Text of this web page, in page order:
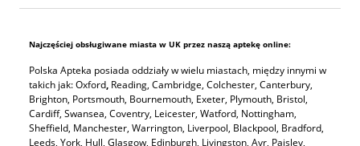
Najczęściej obsługiwane miasta w UK przez naszą aptekę online:
Polska Apteka posiada oddziały w wielu miastach, między innymi w
takich jak: Oxford, Reading, Cambridge, Colchester, Canterbury,
Brighton, Portsmouth, Bournemouth, Exeter, Plymouth, Bristol,
Cardiff, Swansea, Coventry, Leicester, Watford, Nottingham,
Sheffield, Manchester, Warrington, Liverpool, Blackpool, Bradford,
Leeds, York, Hull, Glasgow, Edinburgh, Livingston, Ayr, Paisley,